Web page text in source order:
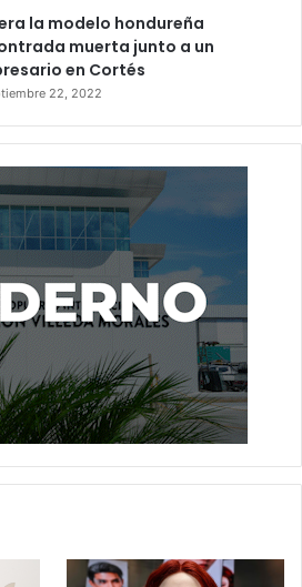
la modelo hondureña
muerta junto a un
en Cortés
22, 2022